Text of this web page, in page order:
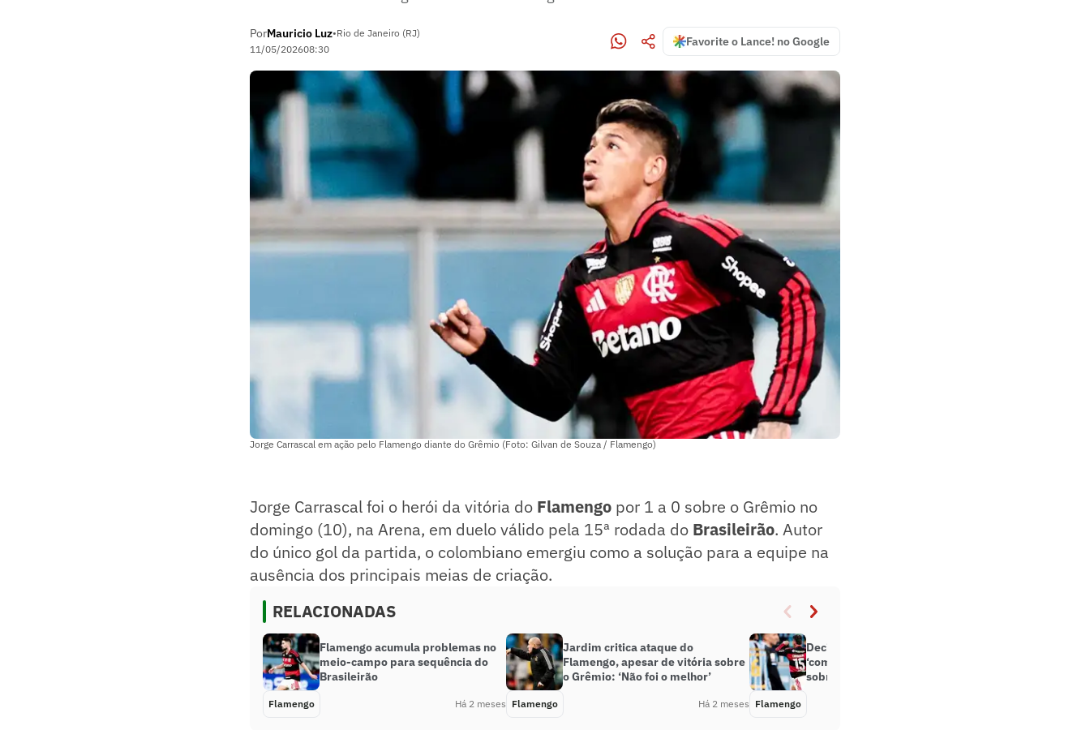
PorMauricio Luz•Rio de Janeiro (RJ)
11/05/202608:30
Favorite o Lance! no Google
Jorge Carrascal em ação pelo Flamengo diante do Grêmio (Foto: Gilvan de Souza / Flamengo)
Jorge Carrascal foi o herói da vitória do Flamengo por 1 a 0 sobre o Grêmio no
domingo (10), na Arena, em duelo válido pela 15ª rodada do Brasileirão. Autor
do único gol da partida, o colombiano emergiu como a solução para a equipe na
ausência dos principais meias de criação.
RELACIONADAS
Flamengo acumula problemas no
meio-campo para sequência do
Brasileirão
Flamengo Há 2 meses
Jardim critica ataque do
Flamengo, apesar de vitória sobre
o Grêmio: ‘Não foi o melhor’
Flamengo Há 2 meses
Decisivo, Carrascal celebra vitória
‘como planejado’ do Flamengo
sobre o Grêmio
Flamengo